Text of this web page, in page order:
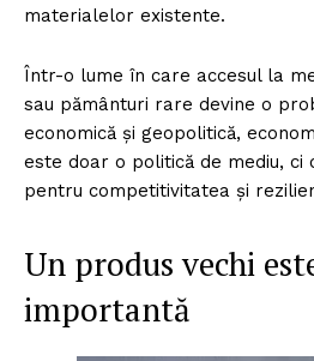
materialelor existente.
Într-o lume în care accesul la
sau pământuri rare devine o
economică și geopolitică,
este doar o politică de mediu, ci
pentru competitivitatea și
Un produs vechi
importantă